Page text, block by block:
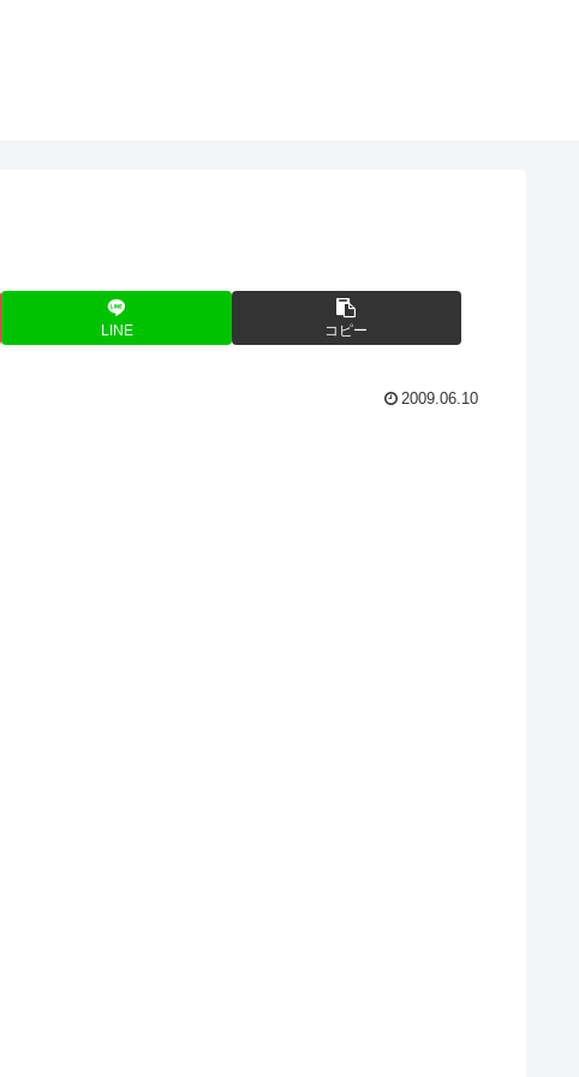
LINE コピー
2009.06.10